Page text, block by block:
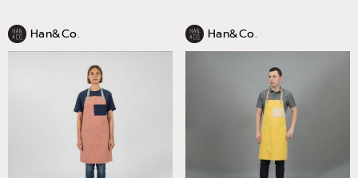
Han&Co. Han&Co.